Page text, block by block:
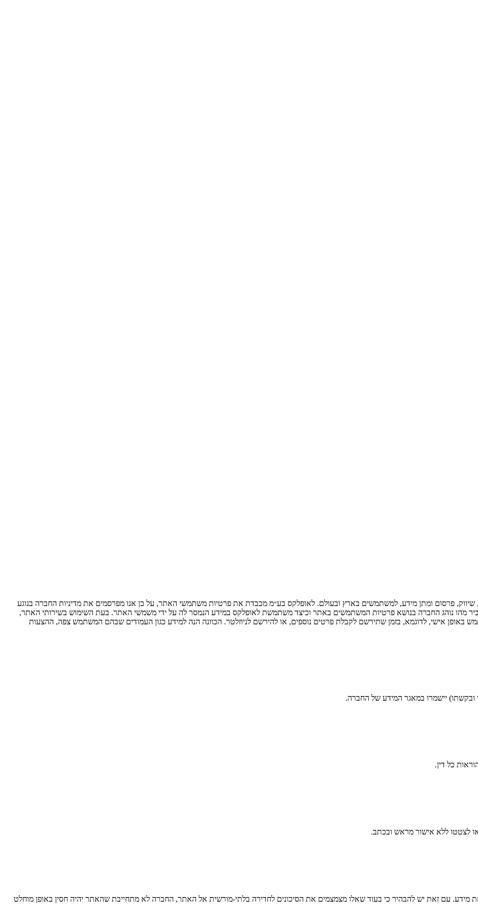
פרסום ומתן מידע, למשתמשים בארץ ובעולם. לאופלקס בע״מ מכבדת את פרטיות משתמשי האתר, על כן אנו מפרסמים את מדיניות החברה בנוגע
מהו נוהג החברה בנושא פרטיות המשתמשים באתר וכיצד משתמשת לאופלקס במידע הנמסר לה על ידי משמשי האתר. בעת השימוש בשירותי האתר,
אישי, לדוגמא, בזמן שתירשם לקבלת פרטים נוספים, או להירשם לניוזלטר. הכוונה הנה למידע כגון העמודים שבהם המשתמש צפה, ההצעות
יישמרו במאגר המידע של החברה.
כל דין.
או לצטטו ללא אישור מראש ובכתב.
עם זאת יש להבהיר כי בעוד שאלו מצמצמים את הסיכונים לחדירה בלתי-מורשית אל האתר, החברה לא מתחייבת שהאתר יהיה חסין באופן מוחלט